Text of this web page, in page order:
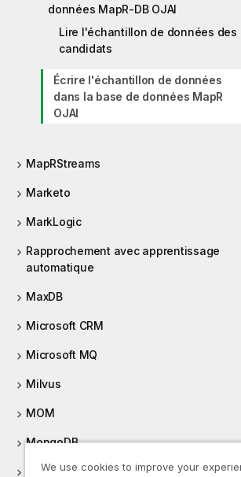
données MapR-DB OJAI
Lire l'échantillon de données des
candidats
Écrire l'échantillon de données
dans la base de données MapR
OJAI
MapRStreams
Marketo
MarkLogic
Rapprochement avec apprentissage
automatique
MaxDB
Microsoft CRM
Microsoft MQ
Milvus
MOM
MongoDB
MQTT
We use cookies to improve your